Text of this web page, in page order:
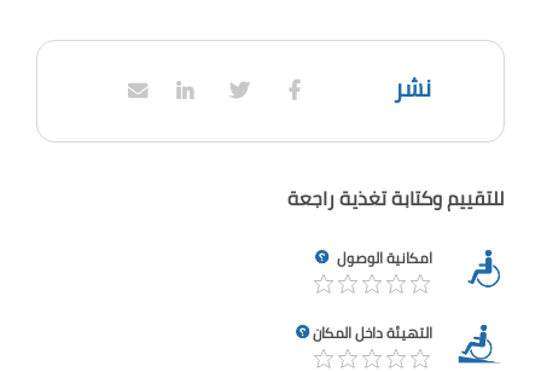
نشر
للتقييم وكتابة تغذية راجعة
امكانية الوصول
التهيئة داخل المكان